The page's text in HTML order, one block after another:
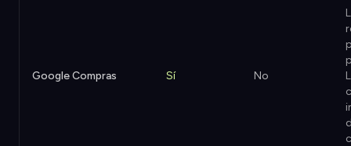
Google Compras Sí No